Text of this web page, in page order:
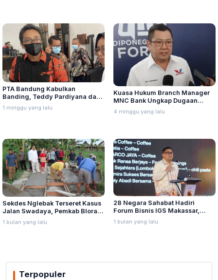
PTA Bandung Kabulkan
Banding, Teddy Pardiyana dan
Bintang Ditetapkan Ahli Waris
Lina Jubaedah
1 minggu yang lalu
Kuasa Hukum Branch Manager
MNC Bank Ungkap Dugaan
Penganiayaan oleh Hary Tanoe
di MNC Towe
4 minggu yang lalu
Sekdes Nglebak Terseret Kasus
Jalan Swadaya, Pemkab Blora
Sebut Pendampingan Hukum
Bukan Kewenangannya
1 bulan yang lalu
28 Negara Sahabat Hadiri
Forum Bisnis IGS Makassar,
Munafri Tawarkan Investasi
Stadion Untia
1 bulan yang lalu
Terpopuler